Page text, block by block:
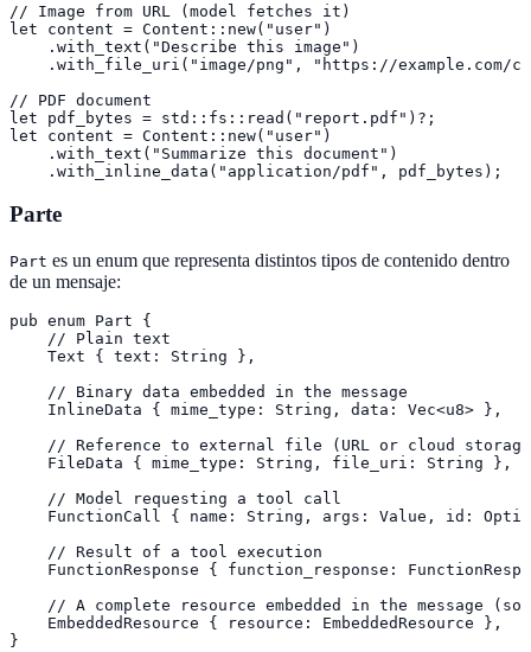
// Image from URL (model fetches it)
let content = Content::new("user")
    .with_text("Describe this image")
.with_file_uri("image/png", "https://example.com/
// PDF document
let pdf_bytes = std::fs::read("report.pdf")?;
let content = Content::new("user")
    .with_text("Summarize this document")
    .with_inline_data("application/pdf", pdf_bytes);
Parte
Part es un enum que representa distintos tipos de contenido dentro
de un mensaje:
pub enum Part {
    // Plain text
    Text { text: String },
    // Binary data embedded in the message
    InlineData { mime_type: String, data: Vec<u8> },
// Reference to external file (URL or cloud
    FileData { mime_type: String, file_uri: String },
    // Model requesting a tool call
FunctionCall { name: String, args: Value, id:
    // Result of a tool execution
FunctionResponse { function_response:
// A complete resource embedded in the message
    EmbeddedResource { resource: EmbeddedResource },
}